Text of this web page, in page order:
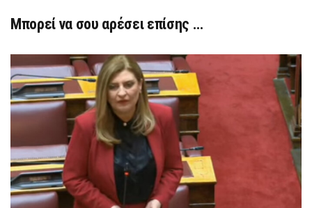
Μπορεί να σου αρέσει επίσης …